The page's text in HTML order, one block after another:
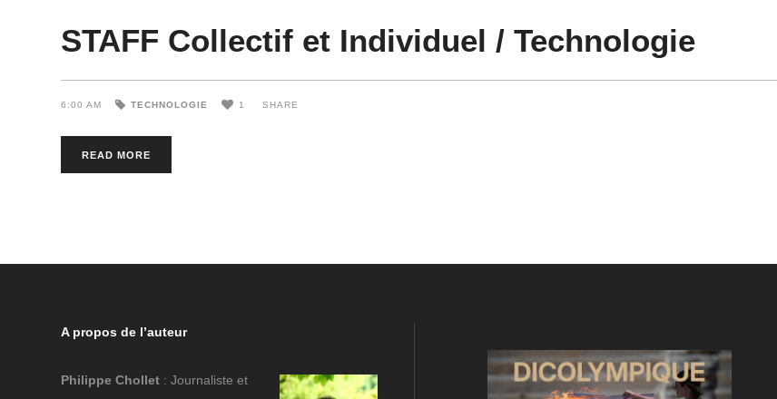
STAFF Collectif et Individuel / Technologie
6:00 AM TECHNOLOGIE 1 SHARE
READ MORE
A propos de l’auteur
Philippe Chollet : Journaliste et